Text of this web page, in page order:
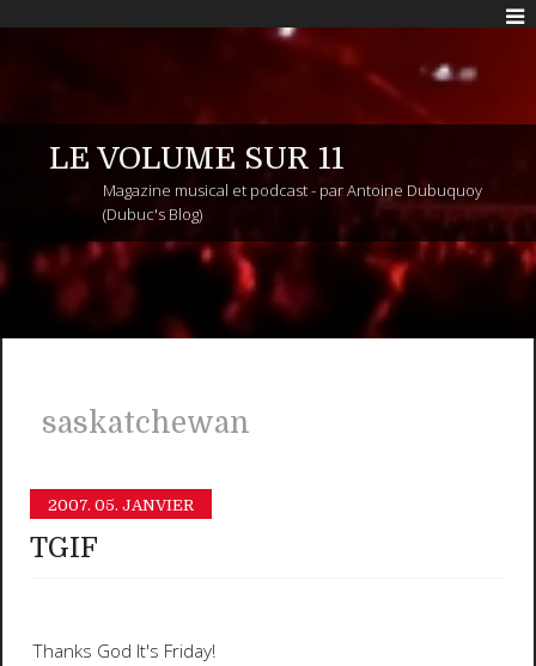
LE VOLUME SUR 11
Magazine musical et podcast - par Antoine Dubuquoy
(Dubuc's Blog)
saskatchewan
2007. 05. JANVIER
TGIF
Thanks God It's Friday!